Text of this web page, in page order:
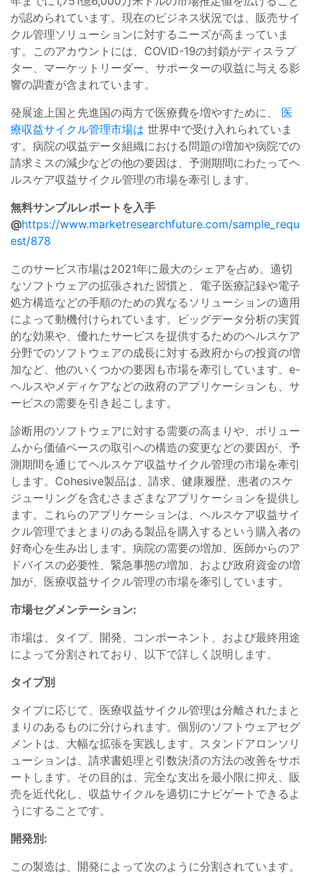
が認められています。現在のビジネス状況では、販売サイ
クル管理ソリューションに対するニーズが高まっていま
す。このアカウントには、COVID-19の封鎖がディスラプ
ター、マーケットリーダー、サポーターの収益に与える影
響の調査が含まれています。
発展途上国と先進国の両方で医療費を増やすために、 医
療収益サイクル管理市場は 世界中で受け入れられていま
す。病院の収益データ組織における問題の増加や病院での
請求ミスの減少などの他の要因は、予測期間にわたってヘ
ルスケア収益サイクル管理の市場を牽引します。
無料サンプルレポートを入手
@https://www.marketresearchfuture.com/sample_requ
est/878
このサービス市場は2021年に最大のシェアを占め、適切
なソフトウェアの拡張された習慣と、電子医療記録や電子
処方構造などの手順のための異なるソリューションの適用
によって動機付けられています。ビッグデータ分析の実質
的な効果や、優れたサービスを提供するためのヘルスケア
分野でのソフトウェアの成長に対する政府からの投資の増
加など、他のいくつかの要因も市場を牽引しています。e-
ヘルスやメディケアなどの政府のアプリケーションも、サ
ービスの需要を引き起こします。
診断用のソフトウェアに対する需要の高まりや、ボリュー
ムから価値ベースの取引への構造の変更などの要因が、予
測期間を通じてヘルスケア収益サイクル管理の市場を牽引
します。Cohesive製品は、請求、健康履歴、患者のスケ
ジューリングを含むさまざまなアプリケーションを提供し
ます。これらのアプリケーションは、ヘルスケア収益サイ
クル管理でまとまりのある製品を購入するという購入者の
好奇心を生み出します。病院の需要の増加、医師からのア
ドバイスの必要性、緊急事態の増加、および政府資金の増
加が、医療収益サイクル管理の市場を牽引しています。
市場セグメンテーション:
市場は、タイプ、開発、コンポーネント、および最終用途
によって分割されており、以下で詳しく説明します。
タイプ別
タイプに応じて、医療収益サイクル管理は分離されたまと
まりのあるものに分けられます。個別のソフトウェアセグ
メントは、大幅な拡張を実践します。スタンドアロンソリ
ューションは、請求書処理と引数決済の方法の改善をサポ
ートします。その目的は、完全な支出を最小限に抑え、販
売を近代化し、収益サイクルを適切にナビゲートできるよ
うにすることです。
開発別:
この製造は、開発によって次のように分割されています。